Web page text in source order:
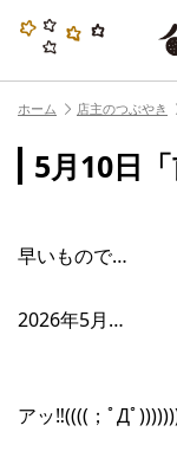
ホーム 店主のつぶやき
5月10日
早いもので…
2026年5月…
アッ‼︎((((；ﾟДﾟ